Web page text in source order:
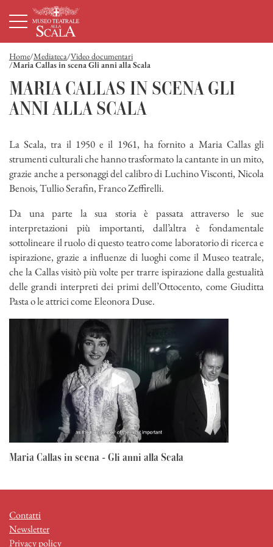
HomepageMenù principale
Home Mediateca Video documentari
Maria Callas in scena Gli anni alla Scala
MARIA CALLAS IN SCENA GLI
ANNI ALLA SCALA
La Scala, tra il 1950 e il 1961, ha fornito a Maria Callas gli
strumenti culturali che hanno trasformato la cantante in un mito,
grazie anche a personaggi del calibro di Luchino Visconti, Nicola
Benois, Tullio Serafin, Franco Zeffirelli.
Da una parte la sua storia è passata attraverso le sue
interpretazioni più importanti, dall’altra è fondamentale
sottolineare il ruolo di questo teatro come laboratorio di ricerca e
ispirazione, grazie a influenze di luoghi come il Museo teatrale,
che la Callas visitò più volte per trarre ispirazione dalla gestualità
delle grandi interpreti dei primi dell’Ottocento, come Giuditta
Pasta o le attrici come Eleonora Duse.
Maria Callas in scena - Gli anni alla Scala
Contatti
Newsletter
Privacy policy